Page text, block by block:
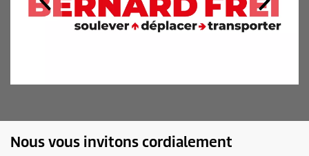
Nous vous invitons cordialement